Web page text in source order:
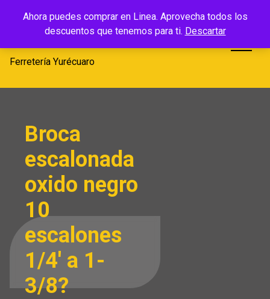
Ahora puedes comprar en Linea. Aprovecha todos los
descuentos que tenemos para ti. Descartar
Ferretería
Yurécuaro
Ferretería Yurécuaro
Broca
escalonada
oxido negro
10
escalones
1/4′ a 1-
3/8?